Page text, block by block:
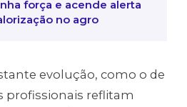
força e acende alerta
no agro
evolução, como o de
profissionais reflitam